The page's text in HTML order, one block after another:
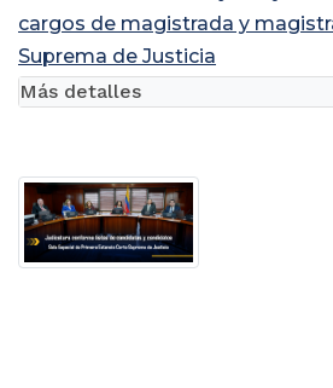
cargos de magistrada y
Suprema de Justicia
Más detalles